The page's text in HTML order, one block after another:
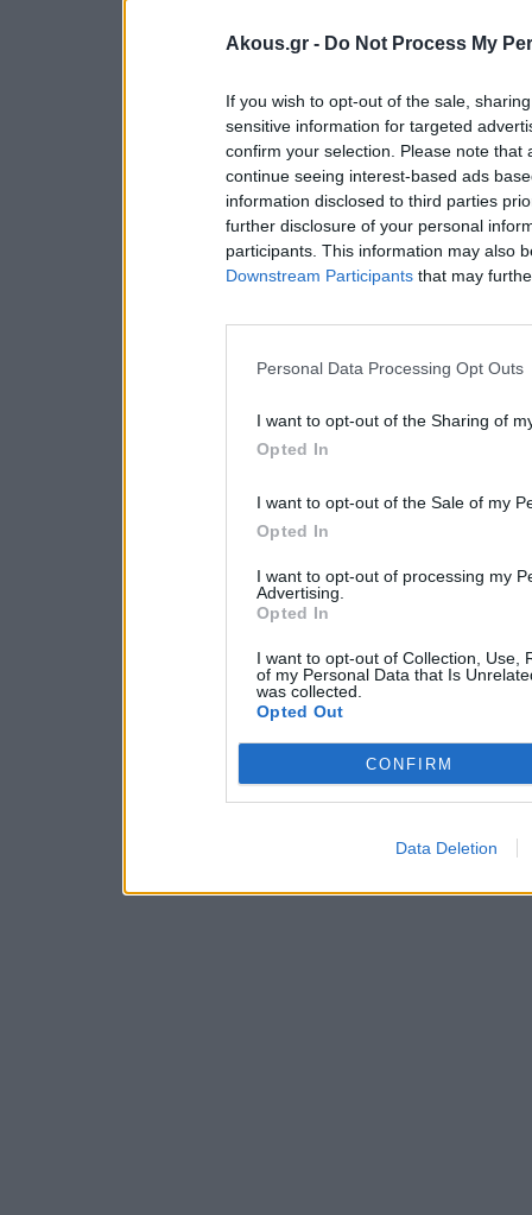
Akous.gr - Do Not Process My
If you wish to opt-out of the sale,
sensitive information for targeted
confirm your selection. Please note
continue seeing interest-based ads
information disclosed to third parties
further disclosure of your personal
participants. This information may also
Downstream Participants that may
Personal Data Processing Opt Outs
I want to opt-out of the Sharing of
Opted In
I want to opt-out of the Sale of my
Opted In
I want to opt-out of processing my
Advertising.
Opted In
I want to opt-out of Collection, Use,
of my Personal Data that Is
was collected.
Opted Out
CONFIRM
Data Deletion